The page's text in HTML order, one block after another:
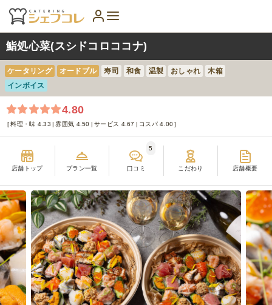
鮨処心菜(スシドコロココナ)
ケータリング オードブル 寿司 和食 温製 おしゃれ
木箱
インボイス
4.80
料理・味 4.33 雰囲気 4.50 サービス 4.67 コスパ 4.00
店舗トップ プラン一覧 口コミ
5
こだわり 店舗概要